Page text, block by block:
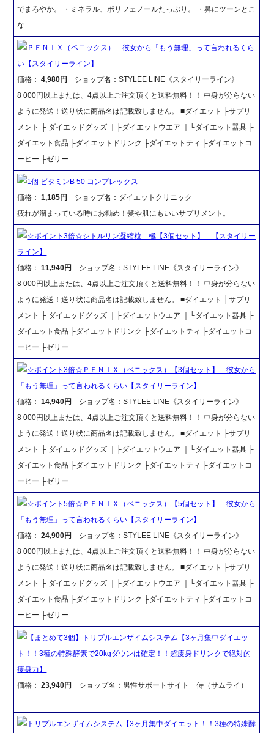
でまろやか。 ・ミネラル、ポリフェノールたっぷり。 ・鼻にツーンとこ
な
ＰＥＮＩＸ（ペニックス） 彼女から「もう無理」って言われるくら
い【スタイリーライン】
価格：4,980円
ショップ名：STYLEE LINE《スタイリーライン》
8 000円以上または、4点以上ご注文頂くと送料無料！！ 中身が分らない
ように発送！送り状に商品名は記載致しません。 ■ダイエット ├サプリ
メント ├ ダイエッドグッズ ｜├ダイエットウエア ｜└ダイエット器具 ├
ダイエット食品 ├ダイエットドリンク ├ダイエットティ ├ダイエットコ
ーヒー ├ゼリー
1個 ビタミンB 50 コンプレックス
価格：1,185円
ショップ名：ダイエットクリニック
疲れが溜まっている時にお勧め！髪や肌にもいいサプリメント。
☆ポイント3倍☆シトルリン凝縮粒 極【3個セット】 【スタイリー
ライン】
価格：11,940円
ショップ名：STYLEE LINE《スタイリーライン》
8 000円以上または、4点以上ご注文頂くと送料無料！！ 中身が分らない
ように発送！送り状に商品名は記載致しません。 ■ダイエット ├サプリ
メント ├ ダイエッドグッズ ｜├ダイエットウエア ｜└ダイエット器具 ├
ダイエット食品 ├ダイエットドリンク ├ダイエットティ ├ダイエットコ
ーヒー ├ゼリー
☆ポイント3倍☆ＰＥＮＩＸ（ペニックス）【3個セット】 彼女から
「もう無理」って言われるくらい【スタイリーライン】
価格：14,940円
ショップ名：STYLEE LINE《スタイリーライン》
8 000円以上または、4点以上ご注文頂くと送料無料！！ 中身が分らない
ように発送！送り状に商品名は記載致しません。 ■ダイエット ├サプリ
メント ├ ダイエッドグッズ ｜├ダイエットウエア ｜└ダイエット器具 ├
ダイエット食品 ├ダイエットドリンク ├ダイエットティ ├ダイエットコ
ーヒー ├ゼリー
☆ポイント5倍☆ＰＥＮＩＸ（ペニックス）【5個セット】 彼女から
「もう無理」って言われるくらい【スタイリーライン】
価格：24,900円
ショップ名：STYLEE LINE《スタイリーライン》
8 000円以上または、4点以上ご注文頂くと送料無料！！ 中身が分らない
ように発送！送り状に商品名は記載致しません。 ■ダイエット ├サプリ
メント ├ ダイエッドグッズ ｜├ダイエットウエア ｜└ダイエット器具 ├
ダイエット食品 ├ダイエットドリンク ├ダイエットティ ├ダイエットコ
ーヒー ├ゼリー
【まとめて3個】トリプルエンザイムシステム【3ヶ月集中ダイエッ
ト！！3種の特殊酵素で20kgダウンは確定！！超痩身ドリンクで絶対的
痩身力】
価格：23,940円 ショップ名：男性サポートサイト 侍（サムライ）
トリプルエンザイムシステム【3ヶ月集中ダイエット！！3種の特殊酵